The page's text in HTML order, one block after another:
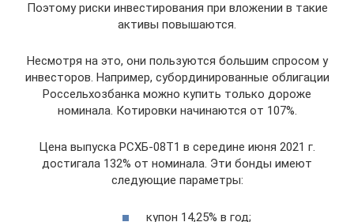
Поэтому риски инвестирования при вложении в такие
активы повышаются.
Несмотря на это, они пользуются большим спросом у
инвесторов. Например, субординированные облигации
Россельхозбанка можно купить только дороже
номинала. Котировки начинаются от 107%.
Цена выпуска РСХБ-08Т1 в середине июня 2021 г.
достигала 132% от номинала. Эти бонды имеют
следующие параметры:
купон 14,25% в год;